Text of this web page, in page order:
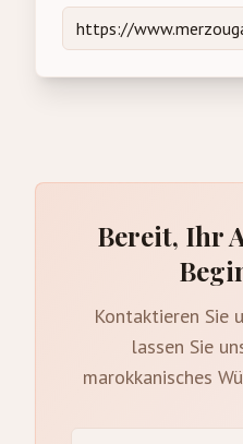
Bereit, Ihr
Kontaktieren Sie
lassen Sie
marokkanisches